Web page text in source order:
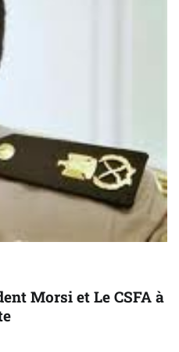
Morsi et Le CSFA à